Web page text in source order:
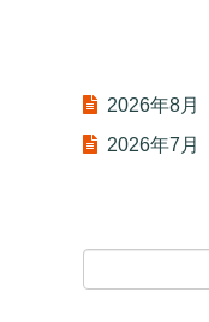
2026年8月
2026年7月